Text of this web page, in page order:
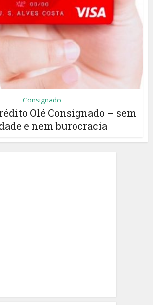
Consignado
Olé Consignado – sem
e nem burocracia